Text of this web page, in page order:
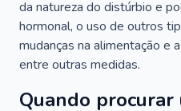
da natureza do distúrbio e
hormonal, o uso de outros
mudanças na alimentação e
entre outras medidas.
Quando procurar